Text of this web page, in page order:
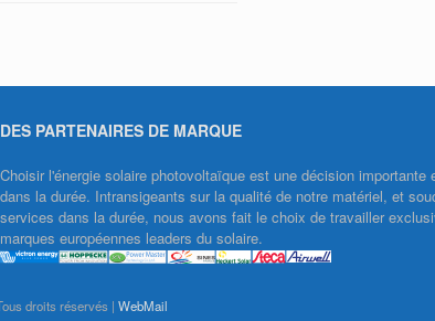
DES PARTENAIRES DE MARQUE
Choisir l'énergie solaire photovoltaïque est une décision importante
dans la durée. Intransigeants sur la qualité de notre matériel, et
services dans la durée, nous avons fait le choix de travailler
marques européennes leaders du solaire.
droits réservés | WebMail